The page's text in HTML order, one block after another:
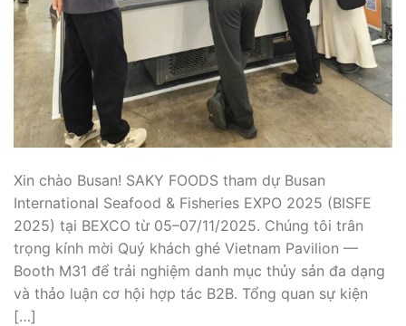
Xin chào Busan! SAKY FOODS tham dự Busan
International Seafood & Fisheries EXPO 2025 (BISFE
2025) tại BEXCO từ 05–07/11/2025. Chúng tôi trân
trọng kính mời Quý khách ghé Vietnam Pavilion —
Booth M31 để trải nghiệm danh mục thủy sản đa dạng
và thảo luận cơ hội hợp tác B2B. Tổng quan sự kiện
[…]